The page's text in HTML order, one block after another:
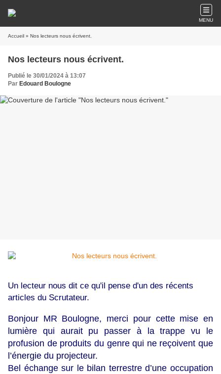
MENU
Accueil » Nos lecteurs nous écrivent.
Nos lecteurs nous écrivent.
Publié le 30/01/2024 à 13:07
Par Edouard Boulogne
Un lecteur nous dit ce qu'il pense d'un des récents
articles du Scrutateur.
Bonjour MR Boulogne, merci pour cette mise en
lumière qui aurait pu passer à la trappe vu le
profusion de produits du genre qui ne reçoivent que
l’énergie du projecteur.
Bel échange sur le bilan terrestre d’une occupation